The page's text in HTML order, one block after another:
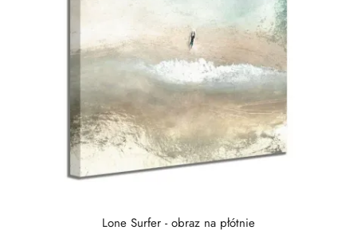
Lone Surfer - obraz na płótnie